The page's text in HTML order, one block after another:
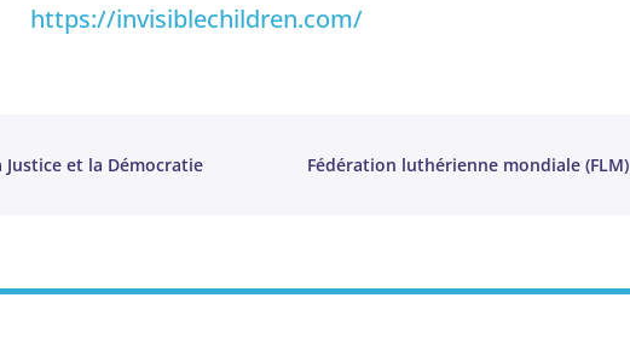
https://invisiblechildren.com/
et la Démocratie Fédération luthérienne mondiale (FLM)